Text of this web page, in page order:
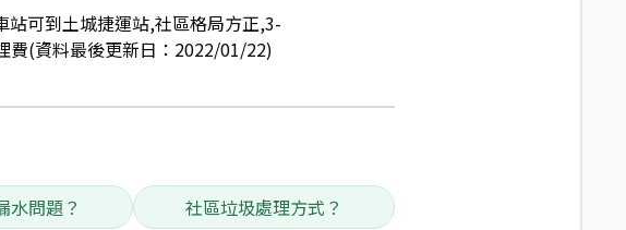
可到土城捷運站,社區格局方正,3-
費(資料最後更新日：2022/01/22)
水問題？ 社區垃圾處理方式？